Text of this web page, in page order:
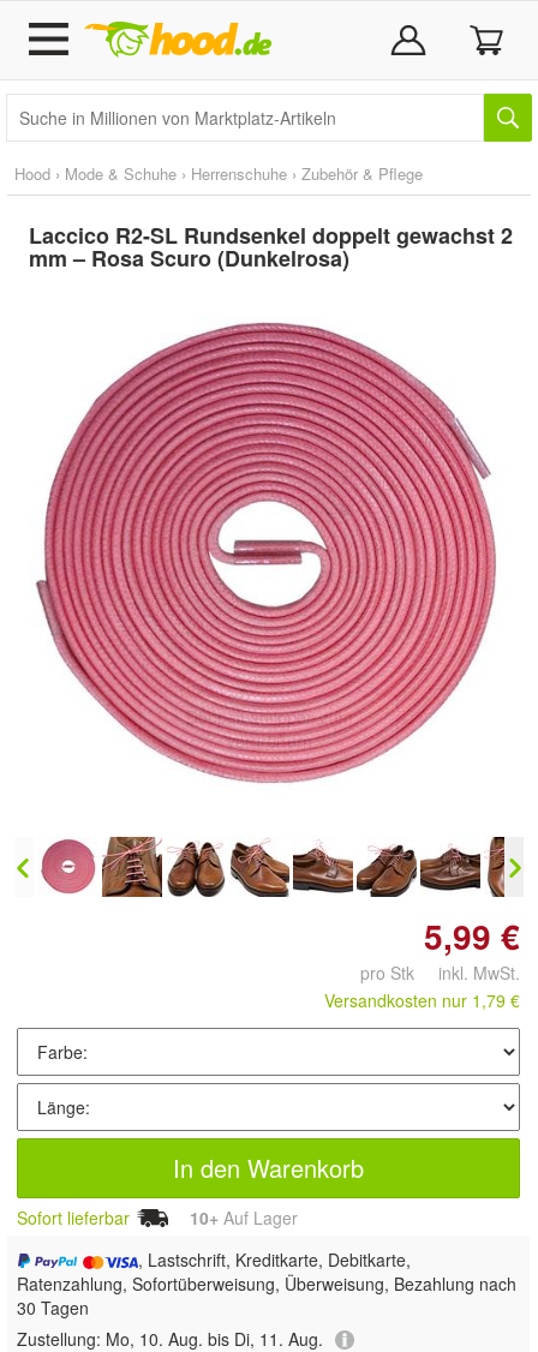
Hood › Mode & Schuhe › Herrenschuhe › Zubehör & Pflege
Laccico R2-SL Rundsenkel doppelt gewachst 2
mm – Rosa Scuro (Dunkelrosa)
Doppelt antippen zum
vergrößern
5,99 €
pro Stk inkl. MwSt.
Versandkosten nur 1,79 €
In den Warenkorb
Sofort lieferbar 10+ Auf Lager
, Lastschrift, Kreditkarte, Debitkarte,
Ratenzahlung, Sofortüberweisung, Überweisung, Bezahlung nach
30 Tagen
Zustellung: Mo, 10. Aug. bis Di, 11. Aug.